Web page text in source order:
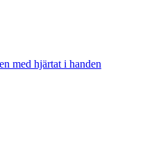
med hjärtat i handen